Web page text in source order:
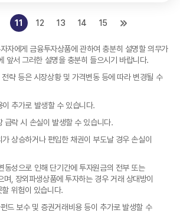
11 12 13 14 15
자에게 금융투자상품에 관하여 충분히 설명할 의무가
앞서 그러한 설명을 충분히 들으시기 바랍니다.
략 등은 시장상황 및 가격변동 등에 따라 변경될 수
추가로 발생할 수 있습니다.
급락 시 손실이 발생할 수 있습니다.
상승하거나 편입한 채권이 부도날 경우 손실이
동성으로 인해 단기간에 투자원금의 전부 또는
, 장외파생상품에 투자하는 경우 거래 상대방이
위험이 있습니다.
드 보수 및 증권거래비용 등이 추가로 발생할 수